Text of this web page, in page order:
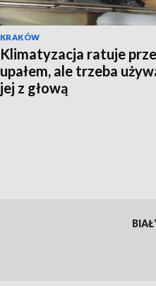
KRAKÓW
Klimatyzacja ratuje
upałem, ale trzeba
jej z głową